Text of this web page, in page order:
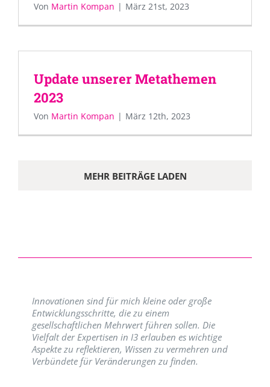
Von Martin Kompan | März 21st, 2023
Update unserer Metathemen
2023
Von Martin Kompan | März 12th, 2023
MEHR BEITRÄGE LADEN
Innovationen sind für mich kleine oder große
Entwicklungsschritte, die zu einem
gesellschaftlichen Mehrwert führen sollen. Die
Vielfalt der Expertisen in I3 erlauben es wichtige
Aspekte zu reflektieren, Wissen zu vermehren und
Verbündete für Veränderungen zu finden.